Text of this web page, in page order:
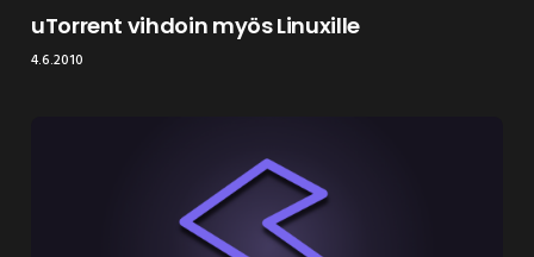
uTorrent vihdoin myös Linuxille
4.6.2010